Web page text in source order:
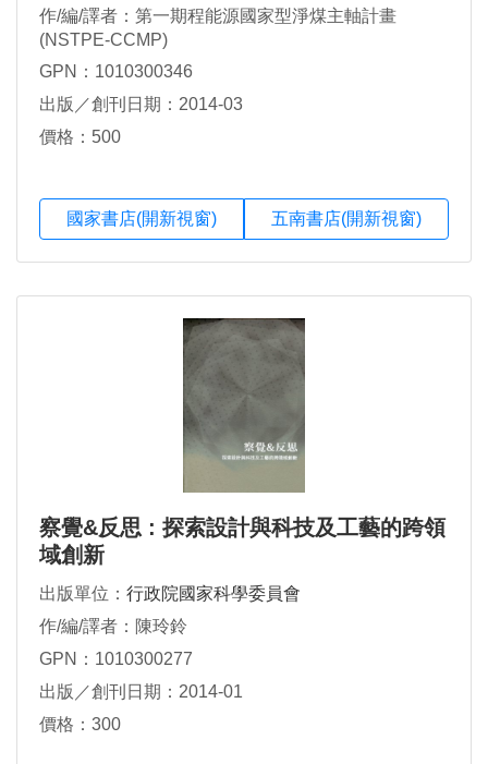
作/編/譯者：第一期程能源國家型淨煤主軸計畫
(NSTPE-CCMP)
GPN：1010300346
出版／創刊日期：2014-03
價格：500
國家書店(開新視窗) 五南書店(開新視窗)
察覺&反思 : 探索設計與科技及工藝的跨領
域創新
出版單位： 行政院國家科學委員會
作/編/譯者：陳玲鈴
GPN：1010300277
出版／創刊日期：2014-01
價格：300